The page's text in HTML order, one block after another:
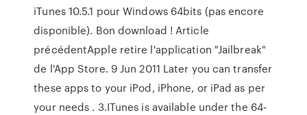
iTunes 10.5.1 pour Windows 64bits (pas encore
disponible). Bon download ! Article
précédentApple retire l'application "Jailbreak"
de l'App Store. 9 Jun 2011 Later you can transfer
these apps to your iPod, iPhone, or iPad as per
your needs . 3.ITunes is available under the 64-